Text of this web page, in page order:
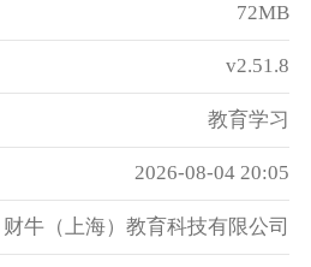
72MB
v2.51.8
教育学习
2026-08-04 20:05
财牛（上海）教育科技有限公司